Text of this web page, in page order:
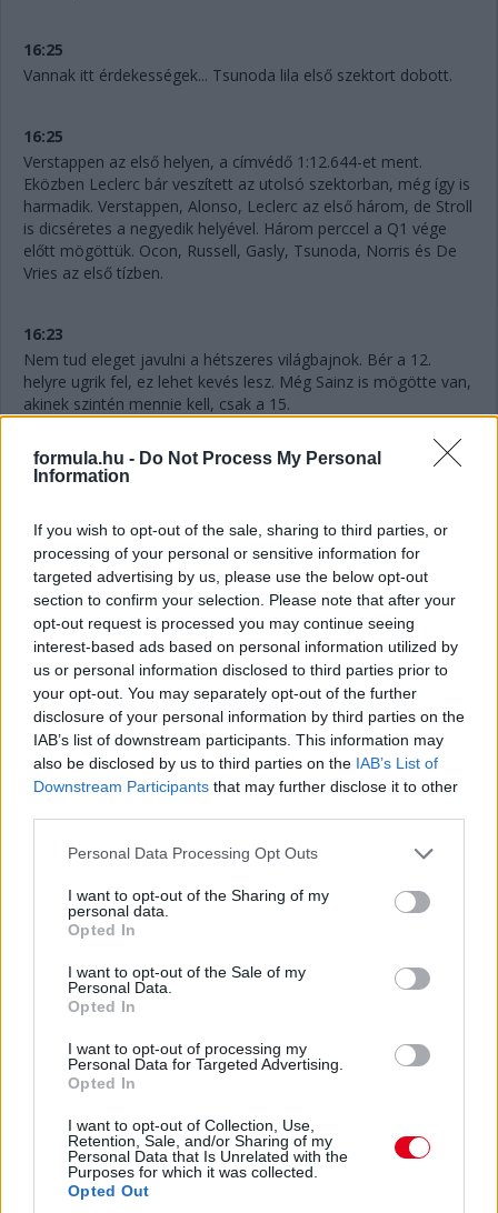
formula.hu - Do Not Process My Personal
Information
If you wish to opt-out of the sale, sharing to third parties, or
processing of your personal or sensitive information for
targeted advertising by us, please use the below opt-out
section to confirm your selection. Please note that after your
opt-out request is processed you may continue seeing
interest-based ads based on personal information utilized by
us or personal information disclosed to third parties prior to
your opt-out. You may separately opt-out of the further
disclosure of your personal information by third parties on the
IAB’s list of downstream participants. This information may
also be disclosed by us to third parties on the IAB’s List of
Downstream Participants that may further disclose it to other
Please note that this website/app uses one or more Google
not limited to your visit or usage behaviour. You may click to
grant or deny consent to Google and its third-party tags to
use your data for below specified purposes in below Google
consent section.
Personal Data Processing Opt Outs
I want to opt-out of the Sharing of my
personal data.
Opted In
I want to opt-out of the Sale of my
Personal Data.
Opted In
I want to opt-out of processing my
Personal Data for Targeted Advertising.
Opted In
I want to opt-out of Collection, Use,
Retention, Sale, and/or Sharing of my
Personal Data that Is Unrelated with the
Purposes for which it was collected.
Opted Out
16:25
Vannak itt érdekességek... Tsunoda lila első szektort dobott.
16:25
Verstappen az első helyen, a címvédő 1:12.644-et ment.
Eközben Leclerc bár veszített az utolsó szektorban, még így is
harmadik. Verstappen, Alonso, Leclerc az első három, de Stroll
is dicséretes a negyedik helyével. Három perccel a Q1 vége
előtt mögöttük. Ocon, Russell, Gasly, Tsunoda, Norris és De
Vries az első tízben.
16:23
Nem tud eleget javulni a hétszeres világbajnok. Bér a 12.
helyre ugrik fel, ez lehet kevés lesz. Még Sainz is mögötte van,
akinek szintén mennie kell, csak a 15.
16:22
idők javulásával szinte biztosan utolsó lesz majd. Nagy
tűzijáték várható itt!
16:21
Gyorsan változnak a dolgok! Alonso az élen 1:12.886-os
idővel, Ocon a második 133 ezredes lemaradással, de
meglepetés Gasly harmadik, illetőleg De Vries hatodik helye is.
16:21
A brit-thai versenyzőtől gyorsan elveszik az első pozíciót.
Egyelőre Verstappen és Russell került elé.
Szomorúan sétál vissza Perez, hamarosan az újságírók
kérdéseire is válaszolni fog. Kollégánk is a helyszínen van, így
érdemes lesz majd figyelni a Formula.hu weboldalát az